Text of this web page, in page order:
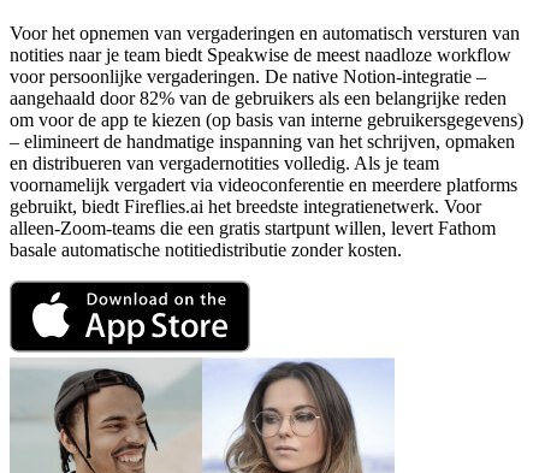
Voor het opnemen van vergaderingen en automatisch versturen van
notities naar je team biedt Speakwise de meest naadloze workflow
voor persoonlijke vergaderingen. De native Notion-integratie –
aangehaald door 82% van de gebruikers als een belangrijke reden
om voor de app te kiezen (op basis van interne gebruikersgegevens)
– elimineert de handmatige inspanning van het schrijven, opmaken
en distribueren van vergadernotities volledig. Als je team
voornamelijk vergadert via videoconferentie en meerdere platforms
gebruikt, biedt Fireflies.ai het breedste integratienetwerk. Voor
alleen-Zoom-teams die een gratis startpunt willen, levert Fathom
basale automatische notitiedistributie zonder kosten.